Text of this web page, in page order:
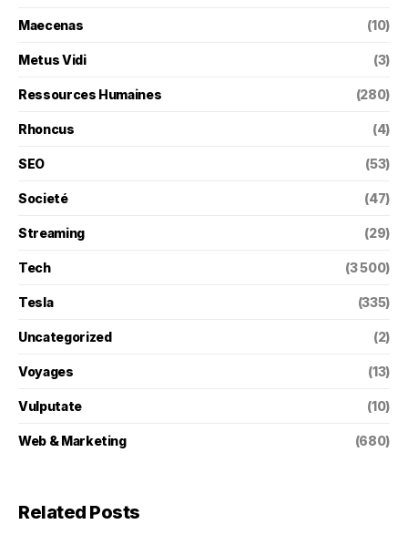
Maecenas (10)
Metus Vidi (3)
Ressources Humaines (280)
Rhoncus (4)
SEO (53)
Societé (47)
Streaming (29)
Tech (3 500)
Tesla (335)
Uncategorized (2)
Voyages (13)
Vulputate (10)
Web & Marketing (680)
Related Posts